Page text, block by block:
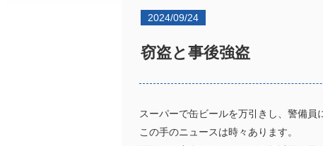
2024/09/24
窃盗と事後強盗
スーパーで缶ビールを万引きし、警備
この手のニュースは時々あります。